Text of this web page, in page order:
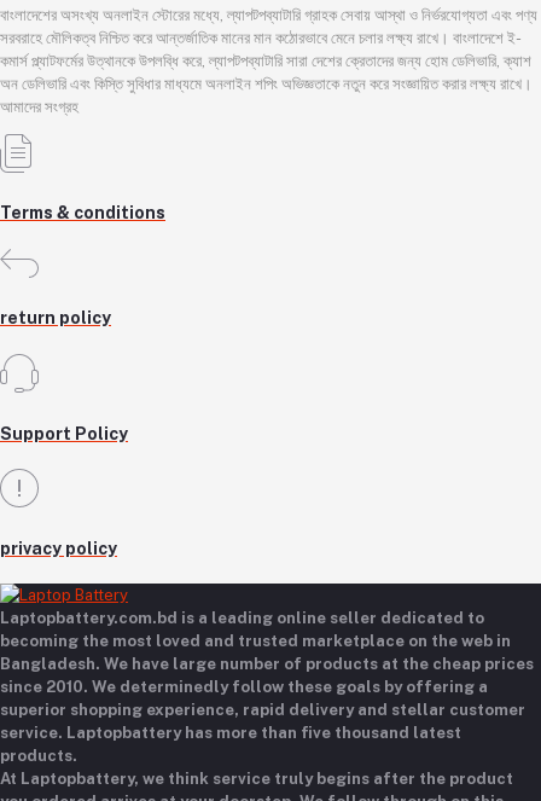
বাংলাদেশের অসংখ্য অনলাইন স্টোরের মধ্যে, ল্যাপটপব্যাটারি গ্রাহক সেবায় আস্থা ও নির্ভরযোগ্যতা এবং পণ্য
সরবরাহে মৌলিকত্ব নিশ্চিত করে আন্তর্জাতিক মানের মান কঠোরভাবে মেনে চলার লক্ষ্য রাখে। বাংলাদেশে ই-
কমার্স প্ল্যাটফর্মের উত্থানকে উপলব্ধি করে, ল্যাপটপব্যাটারি সারা দেশের ক্রেতাদের জন্য হোম ডেলিভারি, ক্যাশ
অন ডেলিভারি এবং কিস্তি সুবিধার মাধ্যমে অনলাইন শপিং অভিজ্ঞতাকে নতুন করে সংজ্ঞায়িত করার লক্ষ্য রাখে।
আমাদের সংগ্রহ
Terms & conditions
return policy
Support Policy
privacy policy
Laptopbattery.com.bd is a leading online seller dedicated to
becoming the most loved and trusted marketplace on the web in
Bangladesh. We have large number of products at the cheap prices
since 2010. We determinedly follow these goals by offering a
superior shopping experience, rapid delivery and stellar customer
service. Laptopbattery has more than five thousand latest
products.
At Laptopbattery, we think service truly begins after the product